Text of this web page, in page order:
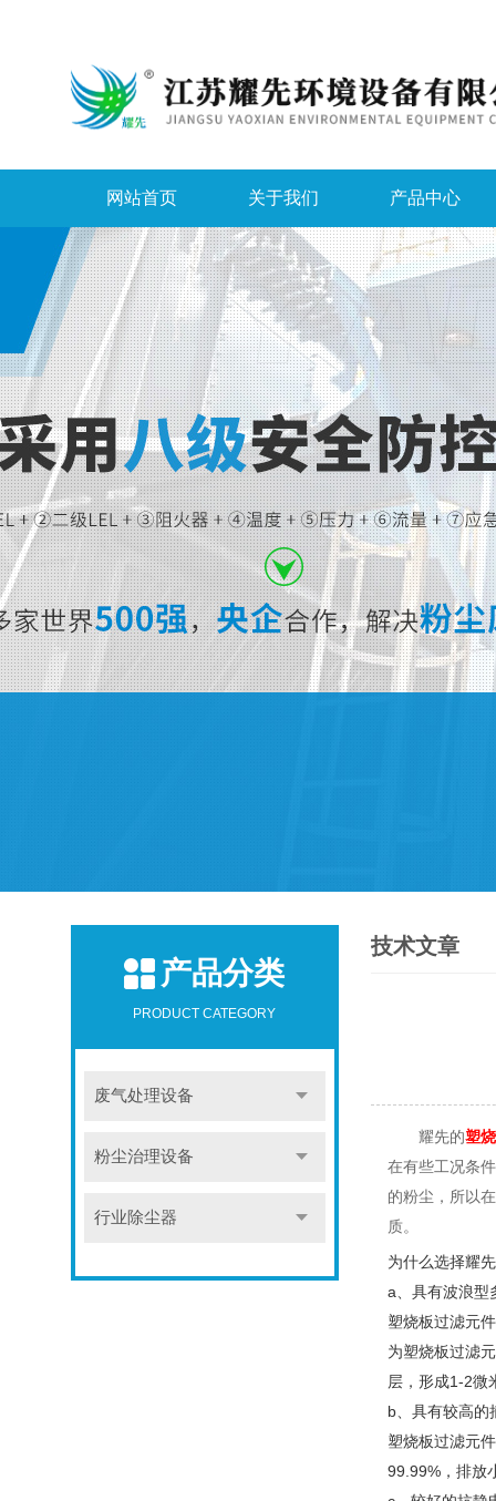
网站首页 关于我们 产品中心
产品分类
PRODUCT CATEGORY
废气处理设备
粉尘治理设备
行业除尘器
技术文章
耀先的塑
在有些工况条
的粉尘，所以
质。
为什么选择耀
a 、具有波浪
塑烧板过滤元
为塑烧板过滤
层，形成1-2微
b、具有较高的
塑烧板过滤元
99.99%，排放